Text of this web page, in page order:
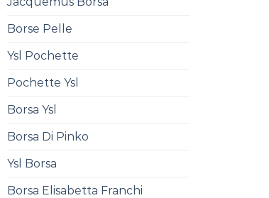
Borse Pelle
Ysl Pochette
Pochette Ysl
Borsa Ysl
Borsa Di Pinko
Ysl Borsa
Borsa Elisabetta Franchi